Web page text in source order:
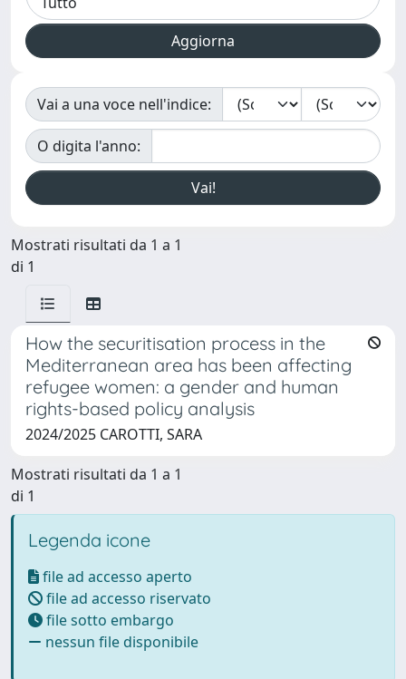
Vai a una voce nell'indice:
O digita l'anno:
Mostrati risultati da 1 a 1
di 1
How the securitisation process in the
Mediterranean area has been affecting
refugee women: a gender and human
rights-based policy analysis
2024/2025 CAROTTI, SARA
Mostrati risultati da 1 a 1
di 1
Legenda icone
file ad accesso aperto
file ad accesso riservato
file sotto embargo
nessun file disponibile